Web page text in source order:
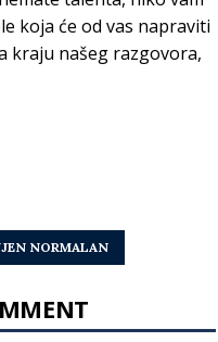
koja će od vas napraviti
kraju našeg razgovora,
NORMALAN